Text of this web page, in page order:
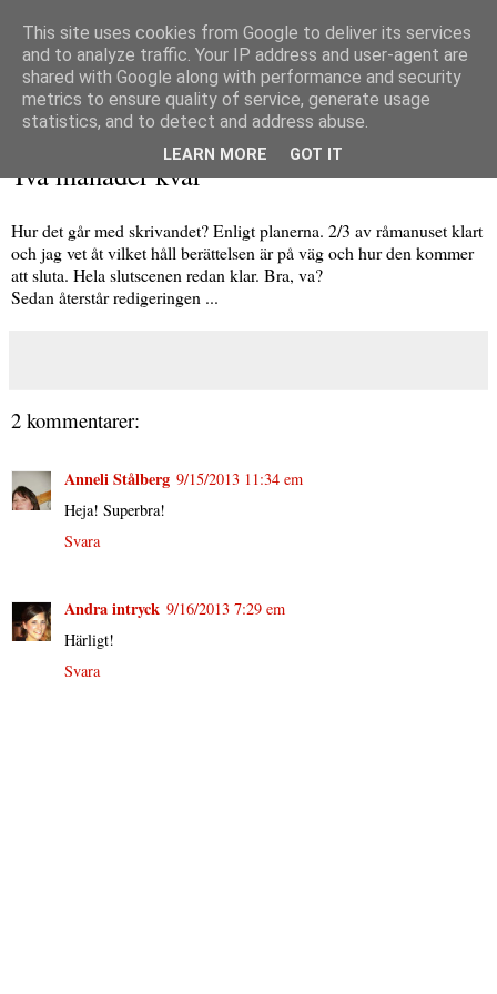
söndag 15 september 2013
Två månader kvar
Hur det går med skrivandet? Enligt planerna. 2/3 av råmanuset klart
och jag vet åt vilket håll berättelsen är på väg och hur den kommer
att sluta. Hela slutscenen redan klar. Bra, va?
Sedan återstår redigeringen ...
2 kommentarer:
Anneli Stålberg 9/15/2013 11:34 em
Heja! Superbra!
Svara
Andra intryck 9/16/2013 7:29 em
Härligt!
Svara
This site uses cookies from Google to deliver its services
and to analyze traffic. Your IP address and user-agent are
shared with Google along with performance and security
metrics to ensure quality of service, generate usage
statistics, and to detect and address abuse.
LEARN MORE GOT IT